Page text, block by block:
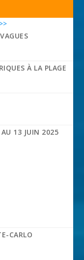
À LA PLAGE
13 JUIN 2025
CARLO